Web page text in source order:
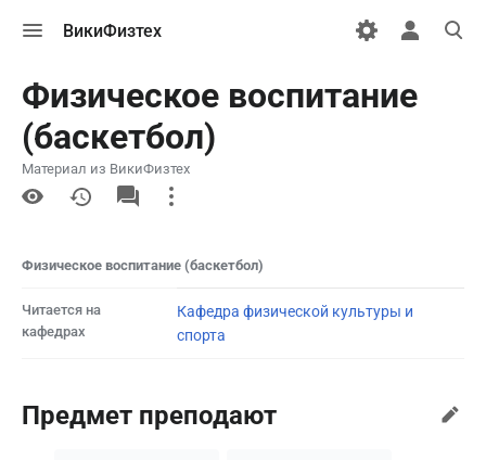
меню
ВикиФизтех
Открыть
поиск
Физическое воспитание
(баскетбол)
Материал из ВикиФизтех
More
actions
Физическое воспитание (баскетбол)
Читается на
кафедрах
Кафедра физической культуры и
спорта
Предмет преподают